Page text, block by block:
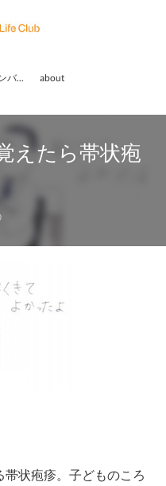
Lifeバックナンバー about
えたら帯状疱
状疱疹。子どものころ